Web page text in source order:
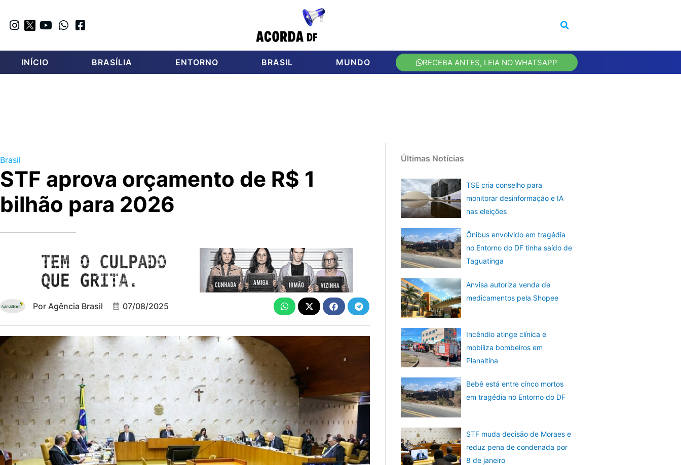
INÍCIO BRASÍLIA ENTORNO BRASIL MUNDO RECEBA ANTES, LEIA NO WHATSAPP
Brasil
STF aprova orçamento de R$ 1
bilhão para 2026
Por Agência Brasil 07/08/2025
Últimas Notícias
TSE cria conselho para
monitorar desinformação e IA
nas eleições
Ônibus envolvido em tragédia
no Entorno do DF tinha saído de
Taguatinga
Anvisa autoriza venda de
medicamentos pela Shopee
Incêndio atinge clínica e
mobiliza bombeiros em
Planaltina
Bebê está entre cinco mortos
em tragédia no Entorno do DF
STF muda decisão de Moraes e
reduz pena de condenada por
8 de janeiro